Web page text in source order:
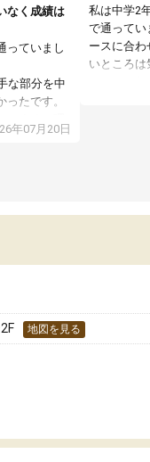
なく成績は
っていまし
な部分を中
たです。
やすく、理
たので、勉
思います。
年07月20日
私は中学2
で通ってい
ースに合
いところは
いところ
専門の先
近くに自
いるので
地図を見る